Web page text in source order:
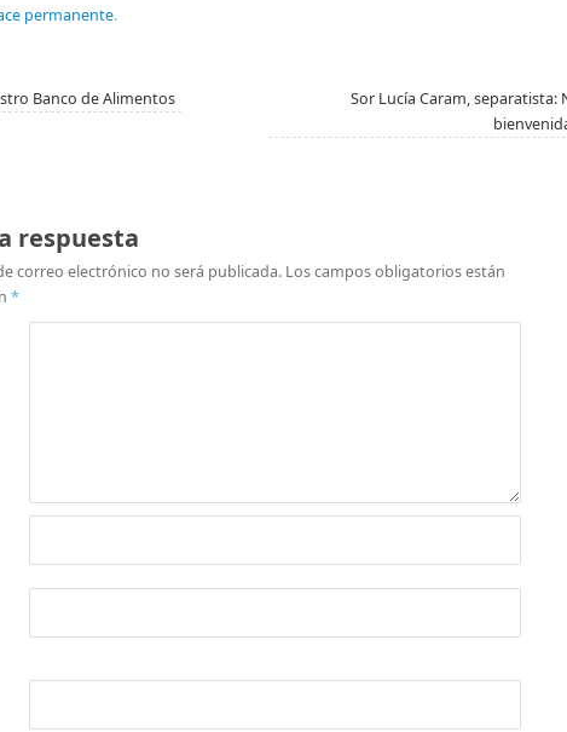
permanente.
Banco de Alimentos
Sor Lucía Caram, separatista:
respuesta
correo electrónico no será publicada. Los campos obligatorios están
*